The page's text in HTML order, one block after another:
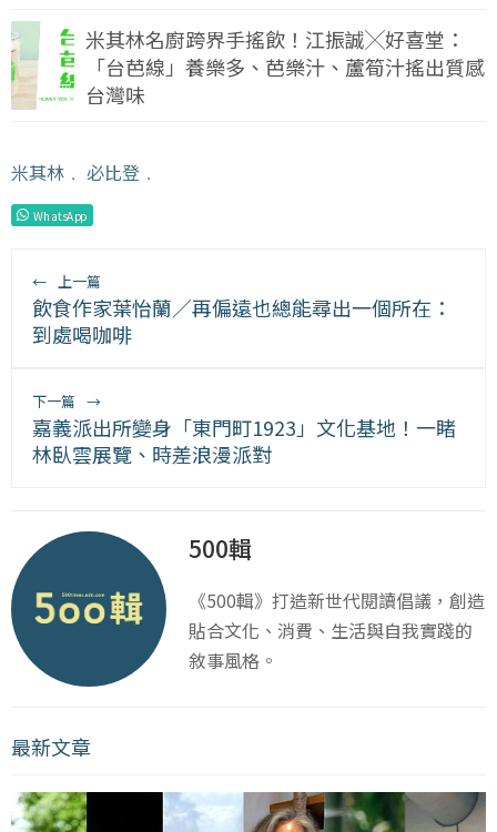
米其林名廚跨界手搖飲！江振誠╳好喜堂：
「台芭線」養樂多、芭樂汁、蘆筍汁搖出質感
台灣味
米其林 ﹒ 必比登 ﹒
WhatsApp
← 上一篇
飲食作家葉怡蘭／再偏遠也總能尋出一個所在：
到處喝咖啡
下一篇 →
嘉義派出所變身「東門町1923」文化基地！一睹
林臥雲展覽、時差浪漫派對
500輯
《500輯》打造新世代閱讀倡議，創造
貼合文化、消費、生活與自我實踐的
敘事風格。
最新文章